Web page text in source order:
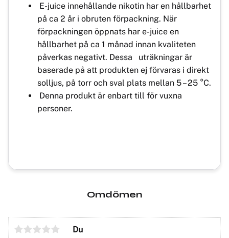
E-juice innehållande nikotin har en hållbarhet
på ca 2 år i obruten förpackning. När
förpackningen öppnats har e-juice en
hållbarhet på ca 1 månad innan kvaliteten
påverkas negativt. Dessa uträkningar är
baserade på att produkten ej förvaras i direkt
solljus, på torr och sval plats mellan 5 – 25 °C.
Denna produkt är enbart till för vuxna
personer.
Omdömen
Du